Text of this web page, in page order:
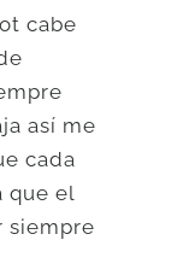
cabe
así me
cada
que el
siempre